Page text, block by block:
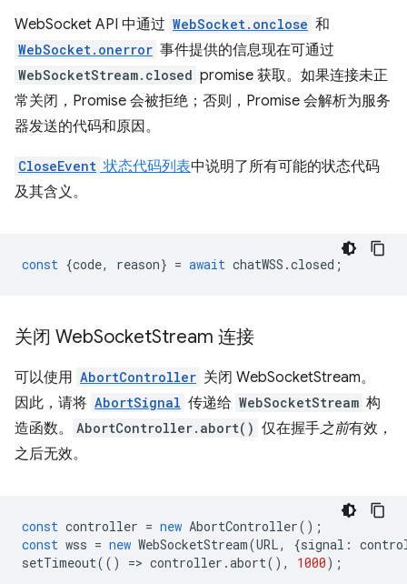
WebSocket API 中通过 WebSocket.onclose 和
WebSocket.onerror 事件提供的信息现在可通过
WebSocketStream.closed promise 获取。如果连接未正
常关闭，Promise 会被拒绝；否则，Promise 会解析为服务
器发送的代码和原因。
CloseEvent 状态代码列表中说明了所有可能的状态代码
及其含义。
const {code, reason} = await chatWSS .closed ;
关闭 WebSocketStream 连接
可以使用 AbortController 关闭 WebSocketStream。
因此，请将 AbortSignal 传递给 WebSocketStream 构
造函数。
AbortController.abort() 仅在握手之前有效，
之后无效。
const controller = new AbortController();
const wss = new WebSocketStream(URL, {signal :
setTimeout(() => controller .abort(), 1000);